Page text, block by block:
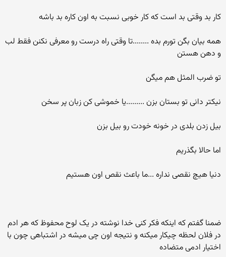
کار بد وقتی بد است که کار خوبی نسبت به اون کاره بد باشه
همه بیان بگن تورم بده ........تا وقتی راه درست رو معرفی نکنن فقط لب
و دهن هستن
تو ضرب المثل هم میگن
نیکتر دانی تو بستان بزن .........یا خموشی کن زبان پر سخن
بیل زدن بلدی در خونه خودت رو بیل بزن
اما حالا بگذریم
دنیا هیچ نقصی نداره ...ما باعث نقص اون هستیم
ضمنا گفتم که اینکه فکر کنی خدا نوشته در یک لوح محفوظ که هر ادم
در فلان لحظه چیکار میکنه و نتیجه اون چی میشه در اشتباهی چون با
اختیار ادمی متضاده